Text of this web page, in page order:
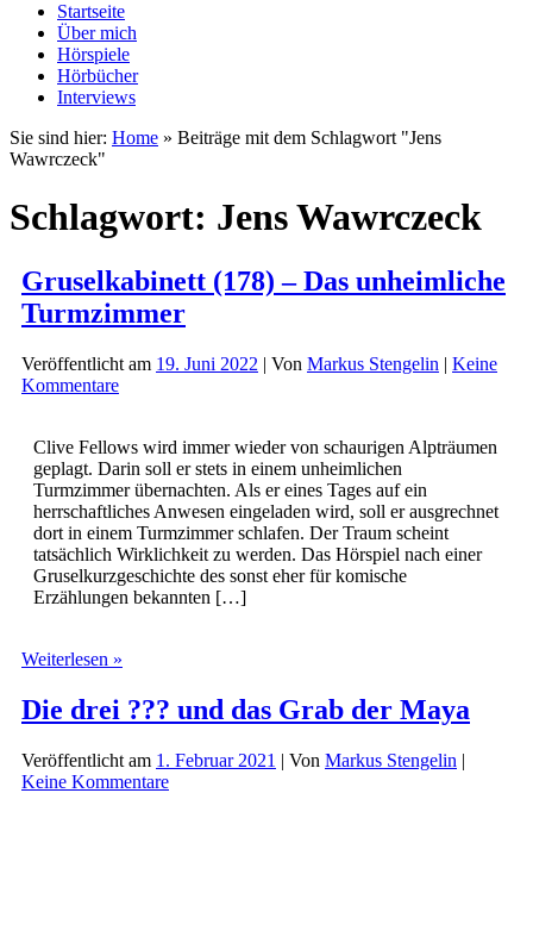
Startseite
Über mich
Hörspiele
Hörbücher
Interviews
Sie sind hier: Home » Beiträge mit dem Schlagwort "Jens
Wawrczeck"
Schlagwort: Jens Wawrczeck
Gruselkabinett (178) – Das unheimliche
Turmzimmer
Veröffentlicht am 19. Juni 2022 | Von Markus Stengelin | Keine
Kommentare
Clive Fellows wird immer wieder von schaurigen Alpträumen
geplagt. Darin soll er stets in einem unheimlichen
Turmzimmer übernachten. Als er eines Tages auf ein
herrschaftliches Anwesen eingeladen wird, soll er ausgrechnet
dort in einem Turmzimmer schlafen. Der Traum scheint
tatsächlich Wirklichkeit zu werden. Das Hörspiel nach einer
Gruselkurzgeschichte des sonst eher für komische
Erzählungen bekannten […]
Weiterlesen »
–
Das
Turmzimmer
Die drei ??? und das Grab der Maya
Veröffentlicht am 1. Februar 2021 | Von Markus Stengelin |
Keine Kommentare